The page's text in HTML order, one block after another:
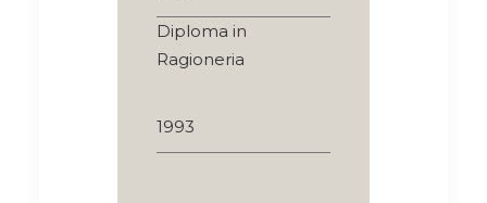
Diploma in
Ragioneria
1993